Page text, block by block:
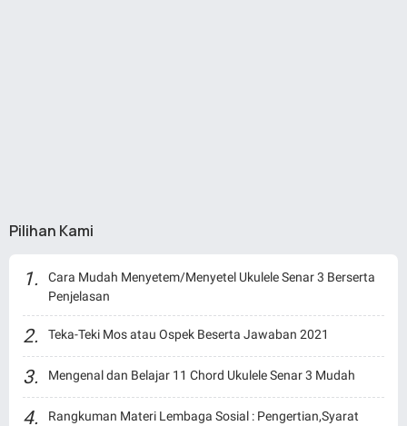
Pilihan Kami
Cara Mudah Menyetem/Menyetel Ukulele Senar 3 Berserta
Penjelasan
Teka-Teki Mos atau Ospek Beserta Jawaban 2021
Mengenal dan Belajar 11 Chord Ukulele Senar 3 Mudah
Rangkuman Materi Lembaga Sosial : Pengertian,Syarat